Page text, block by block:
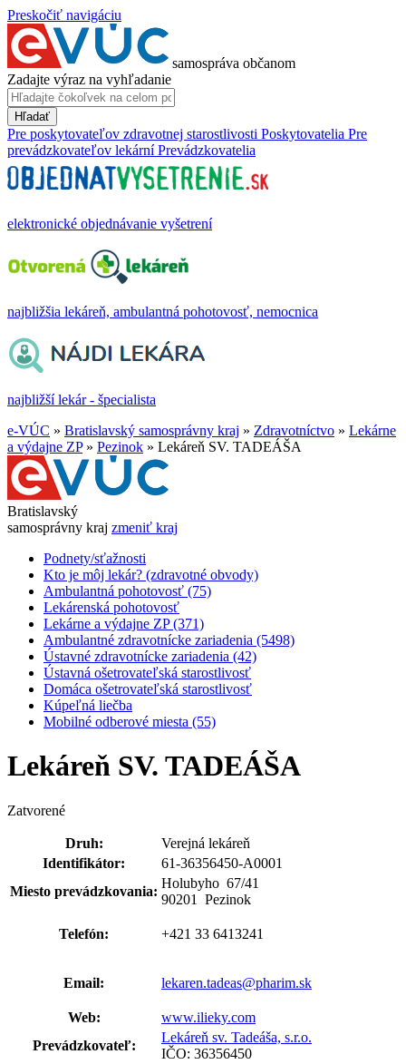
Preskočiť navigáciu
samospráva občanom
Zadajte výraz na vyhľadanie
Hľadať
Pre poskytovateľov zdravotnej starostlivosti Poskytovatelia Pre
prevádzkovateľov lekární Prevádzkovatelia
elektronické objednávanie vyšetrení
najbližšia lekáreň, ambulantná pohotovosť, nemocnica
najbližší lekár - špecialista
e-VÚC » Bratislavský samosprávny kraj » Zdravotníctvo » Lekárne
a výdajne ZP» Pezinok » Lekáreň SV. TADEÁŠA
Bratislavský
samosprávny kraj zmeniť kraj
Podnety/sťažnosti
Kto je môj lekár? (zdravotné obvody)
Ambulantná pohotovosť (75)
Lekárenská pohotovosť
Lekárne a výdajne ZP (371)
Ambulantné zdravotnícke zariadenia (5498)
Ústavné zdravotnícke zariadenia (42)
Ústavná ošetrovateľská starostlivosť
Domáca ošetrovateľská starostlivosť
Kúpeľná liečba
Mobilné odberové miesta (55)
Lekáreň SV. TADEÁŠA
Zatvorené
Druh:
Verejná lekáreň
Identifikátor:
61-36356450-A0001
Miesto prevádzkovania:
Holubyho 67/41
90201 Pezinok
Telefón: +421 33 6413241
Email: lekaren.tadeas@pharim.sk
Web:
www.ilieky.com
Prevádzkovateľ:
Lekáreň sv. Tadeáša, s.r.o.
IČO: 36356450